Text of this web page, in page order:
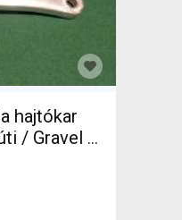
hajtókar
/ Gravel /